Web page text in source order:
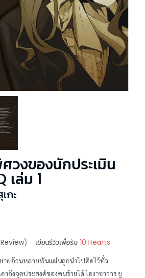
งของนักประเมิน
เล่ม 1
กะ
Review) เขียนรีวิวเพื่อรับ 10 Hearts
ายอ้วนหลายพันแผ่นถูกนำไปติดไว้ทั่ว
ดาถึงจุดประสงค์ของคนร้ายได้ โองาซาวาร ยู